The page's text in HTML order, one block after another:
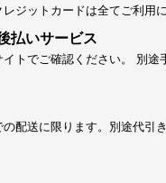
ジットカードは全てご利用に
払いサービス
イトでご確認ください。 別途
の配送に限ります。別途代引